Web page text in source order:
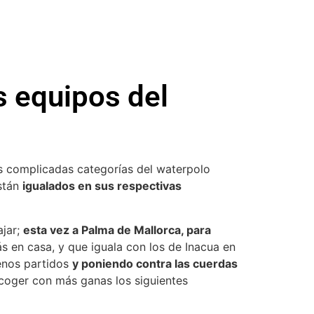
del
complicadas categorías del waterpolo
igualados en sus respectivas
esta vez a Palma de Mallorca, para
en casa, y que iguala con los de Inacua en
partidos y poniendo contra las cuerdas
con más ganas los siguientes